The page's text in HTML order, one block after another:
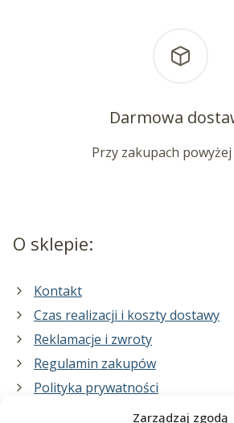
Zarządzaj zgodą
Darmowa
Przy zakupach powyżej
O sklepie:
Kontakt
Czas realizacji i koszty dostawy
Reklamacje i zwroty
Regulamin zakupów
Polityka prywatności